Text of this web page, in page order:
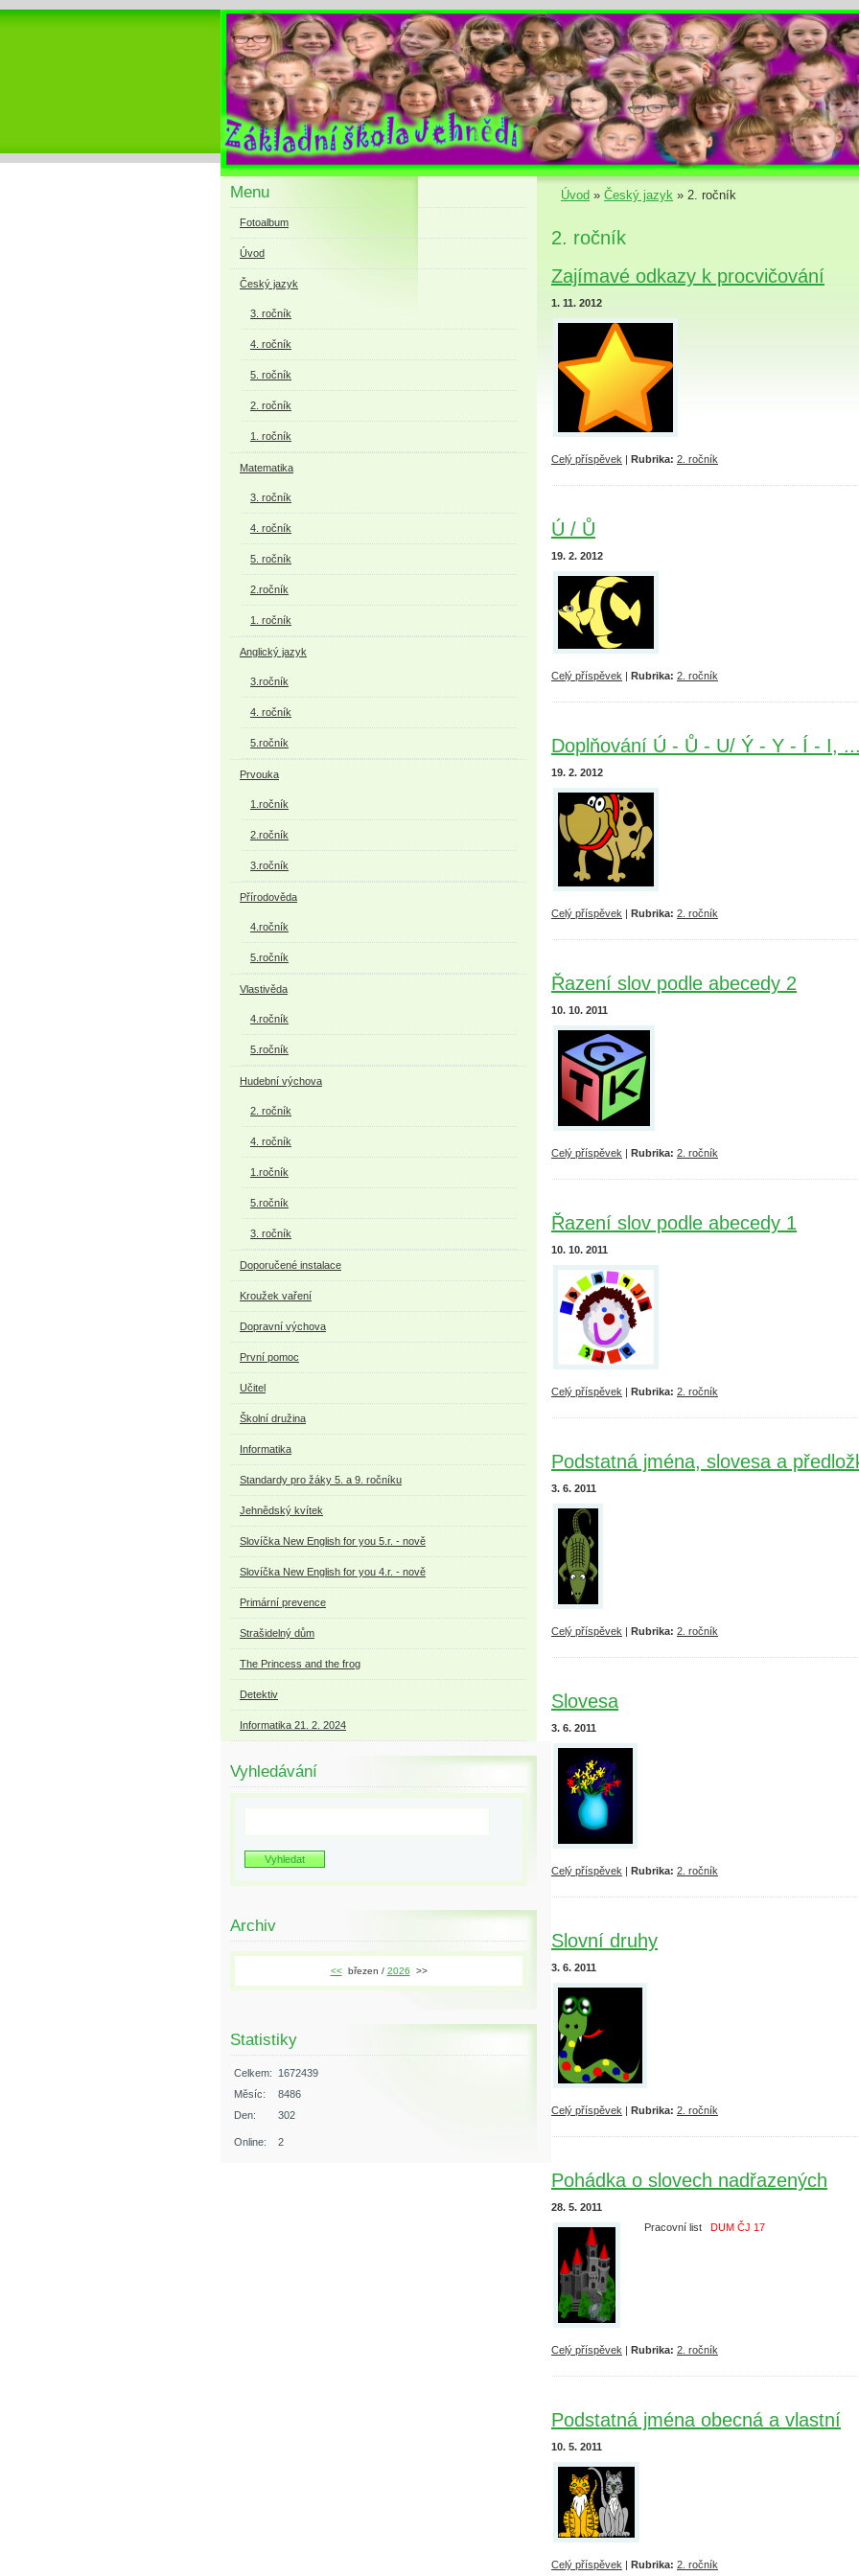
Úvod » Český jazyk » 2. ročník
2. ročník
Zajímavé odkazy k procvičování
1. 11. 2012
Celý příspěvek | Rubrika: 2. ročník
Ú / Ů
19. 2. 2012
Celý příspěvek | Rubrika: 2. ročník
Doplňování Ú - Ů - U/ Ý - Y - Í - I, ...
19. 2. 2012
Celý příspěvek | Rubrika: 2. ročník
Řazení slov podle abecedy 2
10. 10. 2011
Celý příspěvek | Rubrika: 2. ročník
Řazení slov podle abecedy 1
10. 10. 2011
Celý příspěvek | Rubrika: 2. ročník
Podstatná jména, slovesa a
3. 6. 2011
Celý příspěvek | Rubrika: 2. ročník
Slovesa
3. 6. 2011
Celý příspěvek | Rubrika: 2. ročník
Slovní druhy
3. 6. 2011
Celý příspěvek | Rubrika: 2. ročník
Pohádka o slovech nadřazených
28. 5. 2011
Pracovní list
DUM ČJ 17
Celý příspěvek | Rubrika: 2. ročník
Podstatná jména obecná a vlastní
10. 5. 2011
Celý příspěvek | Rubrika: 2. ročník
Menu
Fotoalbum
Úvod
Český jazyk
3. ročník
4. ročník
5. ročník
2. ročník
1. ročník
Matematika
3. ročník
4. ročník
5. ročník
2.ročník
1. ročník
Anglický jazyk
3.ročník
4. ročník
5.ročník
Prvouka
1.ročník
2.ročník
3.ročník
Přírodověda
4.ročník
5.ročník
Vlastivěda
4.ročník
5.ročník
Hudební výchova
2. ročník
4. ročník
1.ročník
5.ročník
3. ročník
Doporučené instalace
Kroužek vaření
Dopravní výchova
První pomoc
Učitel
Školní družina
Informatika
Standardy pro žáky 5. a 9. ročníku
Jehnědský kvítek
Slovíčka New English for you 5.r. - nově
Slovíčka New English for you 4.r. - nově
Primární prevence
Strašidelný dům
The Princess and the frog
Detektiv
Informatika 21. 2. 2024
Vyhledávání
Archiv
<< březen / 2026 >>
Statistiky
Online: 2
Celkem:
1672439
Měsíc:
8486
Den:
302